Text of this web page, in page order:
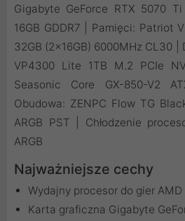
Gigabyte GeForce RTX 5070 Ti
16GB GDDR7 | Pamięci: Patriot
32GB (2x16GB) 6000MHz CL30 |
VP4300 Lite 1TB M.2 PCIe
Seasonic Core GX-850-V2
Obudowa: ZENPC Flow TG
ARGB PST | Chłodzenie
ARGB
Najważniejsze cechy
Wydajny procesor do gier AMD
Karta graficzna Gigabyte